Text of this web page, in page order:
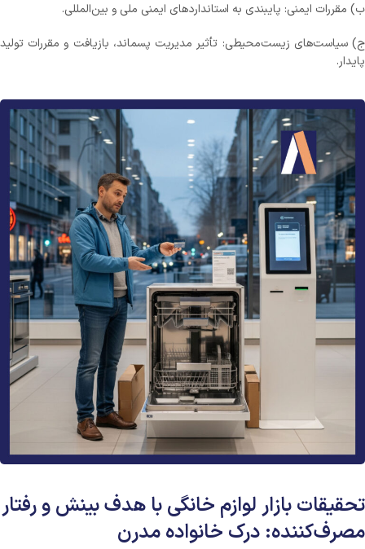
ب) مقررات ایمنی: پایبندی به استانداردهای ایمنی ملی و بین‌المللی.
ج) سیاست‌های زیست‌محیطی: تأثیر مدیریت پسماند، بازیافت و مقررات تولید
پایدار.
تحقیقات بازار لوازم خانگی با هدف بینش و رفتار
مصرف‌کننده: درک خانواده مدرن